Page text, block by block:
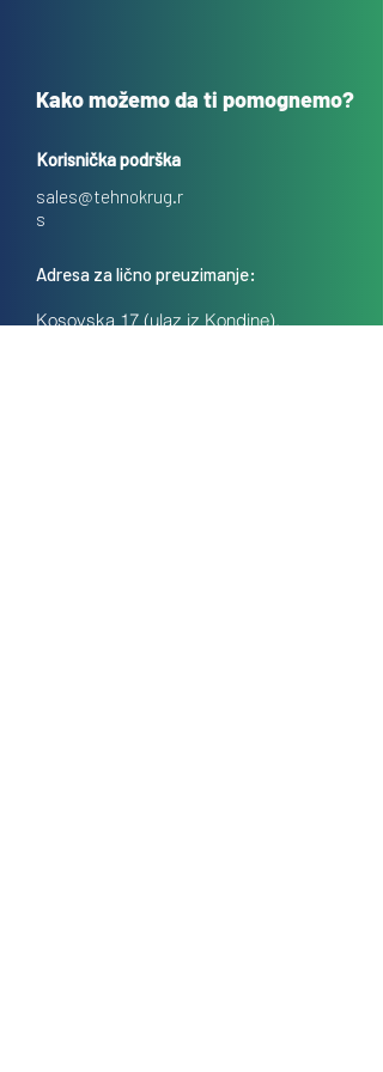
Kako možemo da ti pomognemo?
Korisnička podrška
sales@tehnokrug.r
s
Adresa za lično preuzimanje:
Kosovska 17 (ulaz iz Kondine),